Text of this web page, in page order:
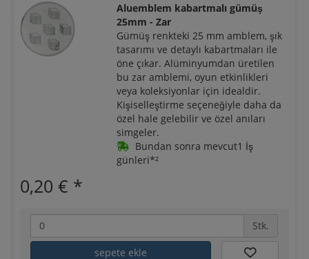
Aluemblem kabartmalı gümüş
25mm - Zar
Gümüş renkteki 25 mm amblem, şık
tasarımı ve detaylı kabartmaları ile
öne çıkar. Alüminyumdan üretilen
bu zar amblemi, oyun etkinlikleri
veya koleksiyonlar için idealdir.
Kişiselleştirme seçeneğiyle daha da
özel hale gelebilir ve özel anıları
simgeler.
Bundan sonra mevcut1 İş
günleri*²
0,20 € *
Stk.
sepete ekle